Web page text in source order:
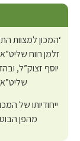
‘המכון למצוות
זלמן רווח
יוסף זצוק”ל,
ייחודיותו של
מהפן